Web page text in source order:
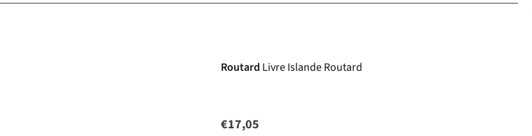
Routard Livre Islande Routard
€17,05